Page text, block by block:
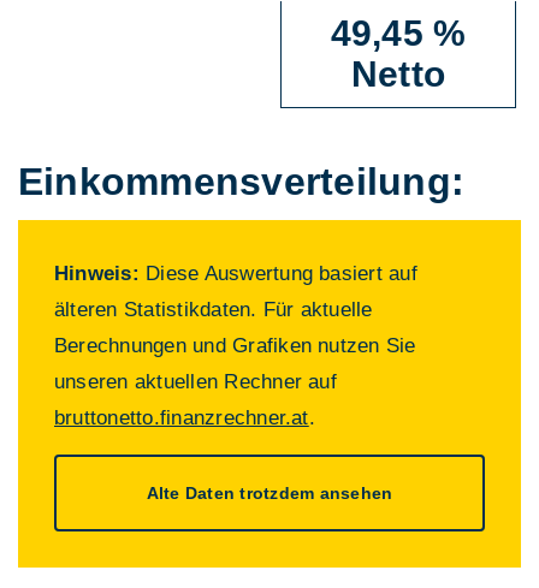
49,45 %
Netto
Einkommens­verteilung:
Hinweis: Diese Auswertung basiert auf
älteren Statistikdaten. Für aktuelle
Berechnungen und Grafiken nutzen Sie
unseren aktuellen Rechner auf
bruttonetto.finanzrechner.at.
Alte Daten trotzdem ansehen